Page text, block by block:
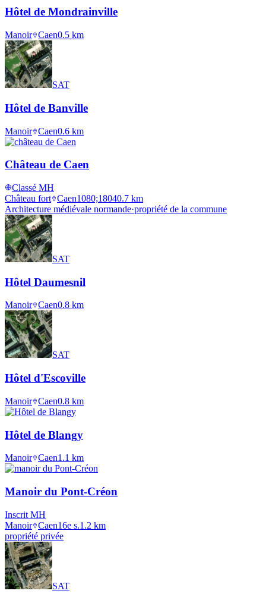
Hôtel de Mondrainville
Manoir Caen0.5 km
SAT
Hôtel de Banville
Manoir Caen0.6 km
Château de Caen
Classé MH
Château fort Caen1080;18040.7 km
Architecture médiévale normande·propriété de la commune
SAT
Hôtel Daumesnil
Manoir Caen0.8 km
SAT
Hôtel d'Escoville
Manoir Caen0.8 km
Hôtel de Blangy
Manoir Caen1.1 km
Manoir du Pont-Créon
Inscrit MH
Manoir Caen16e s.1.2 km
propriété privée
SAT